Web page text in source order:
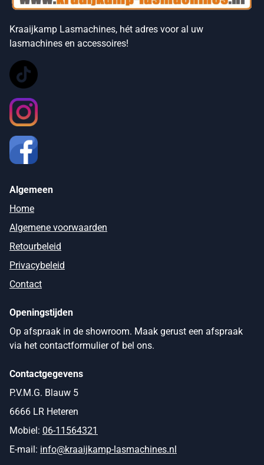
Kraaijkamp Lasmachines, hét adres voor al uw
lasmachines en accessoires!
Algemeen
Home
Algemene voorwaarden
Retourbeleid
Privacybeleid
Contact
Openingstijden
Op afspraak in de showroom. Maak gerust een afspraak
via het contactformulier of bel ons.
Contactgegevens
P.V.M.G. Blauw 5
6666 LR Heteren
Mobiel: 06-11564321
E-mail: info@kraaijkamp-lasmachines.nl